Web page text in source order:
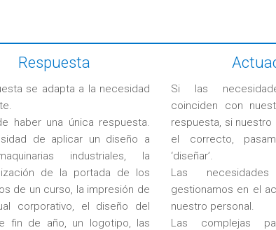
Respuesta
se adapta a la necesidad
haber una única respuesta.
de aplicar un diseño a
industriales, la
de la portada de los
de un curso, la impresión de
corporativo, el diseño del
fin de año, un logotipo, las
Si las
coinciden con
respuesta, si
el correcto,
‘diseñar’.
Las
gestionamos en el
nuestro personal.
Las complejas